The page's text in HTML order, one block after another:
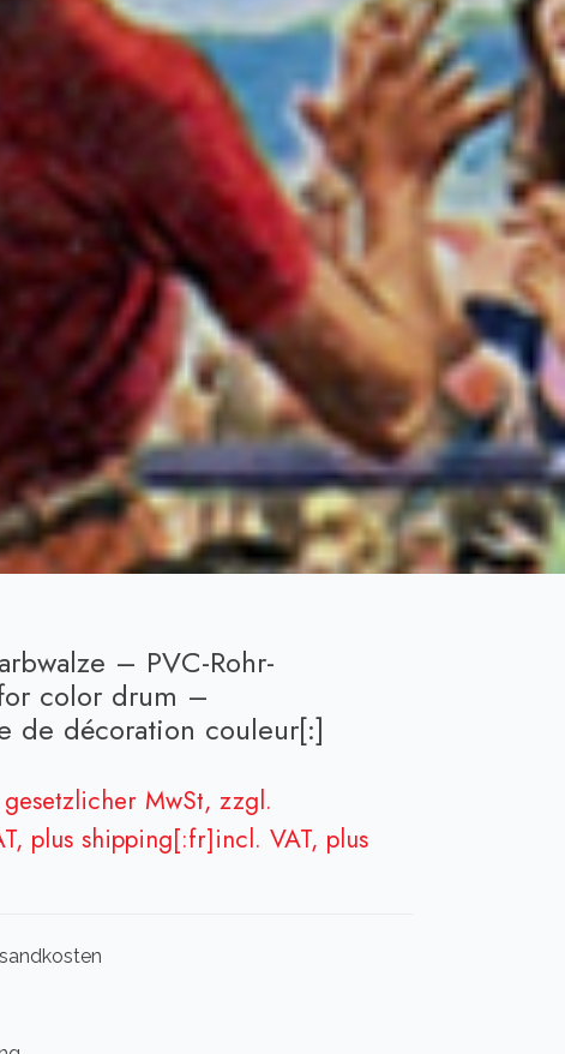
– PVC-Rohr-
color drum –
de décoration couleur[:]
MwSt, zzgl.
plus shipping[:fr]incl. VAT, plus